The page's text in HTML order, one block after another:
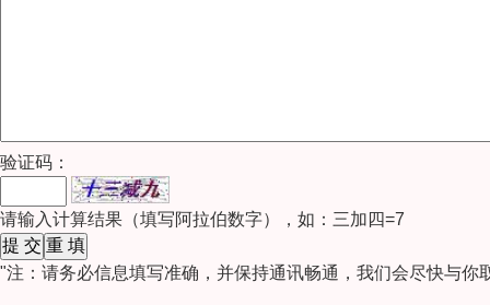
验证码：
请输入计算结果（填写阿拉伯数字），如：三加四=7
"注：请务必信息填写准确，并保持通讯畅通，我们会尽快与你